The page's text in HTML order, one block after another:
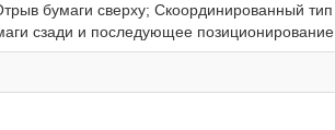
бумаги сверху; Скоординированный тип
сзади и последующее позиционирование